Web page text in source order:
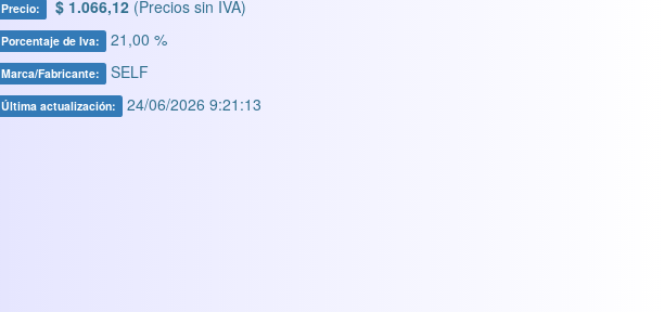
Precio: $ 1.066,12 (Precios sin IVA)
Porcentaje de Iva: 21,00 %
Marca/Fabricante: SELF
Última actualización: 24/06/2026 9:21:13